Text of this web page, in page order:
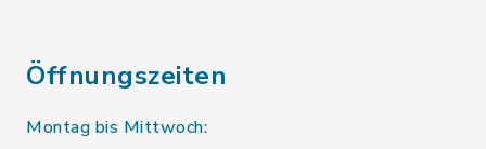
Öffnungszeiten
Montag bis Mittwoch: